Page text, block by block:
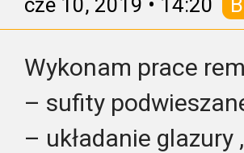
cze 10, 2019 • 14:20
Wykonam prace
– sufity
– układanie glazury